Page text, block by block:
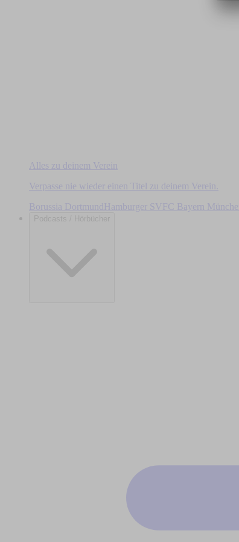
Alles zu deinem Verein
Verpasse nie wieder einen Titel zu deinem Verein.
Borussia DortmundHamburger SV FC Bayern München
Podcasts / Hörbücher